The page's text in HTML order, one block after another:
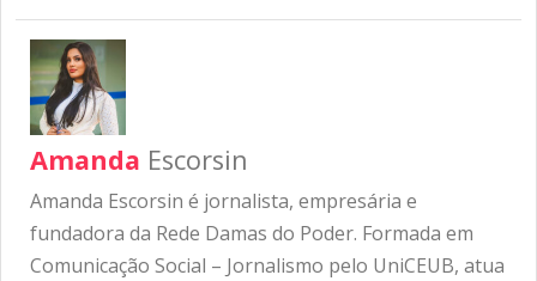
Amanda Escorsin
Amanda Escorsin é jornalista, empresária e
fundadora da Rede Damas do Poder. Formada em
Comunicação Social – Jornalismo pelo UniCEUB, atua